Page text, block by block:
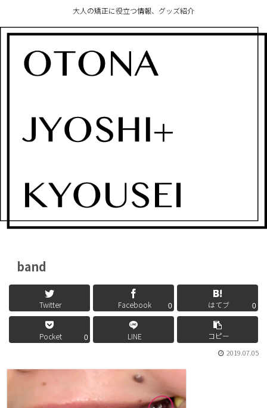
大人の矯正に役立つ情報、グッズ紹介
band
Twitter Facebook 0 はてブ 0
Pocket 0 LINE コピー
2019.07.05